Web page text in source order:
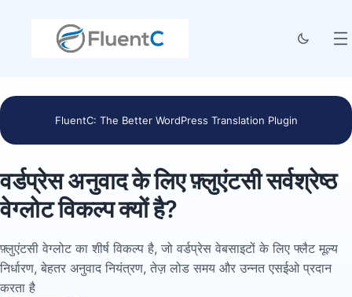
FluentC: The Better WordPress Translation Plugin
वर्डप्रेस अनुवाद के लिए फ़्लुएंटसी सर्वश्रेष्ठ
वेग्लोट विकल्प क्यों है?
फ़्लुएंटसी वेग्लोट का शीर्ष विकल्प है, जो वर्डप्रेस वेबसाइटों के लिए फ्लैट मूल्य
निर्धारण, बेहतर अनुवाद नियंत्रण, तेज़ लोड समय और उन्नत एसईओ प्रदान
करता है